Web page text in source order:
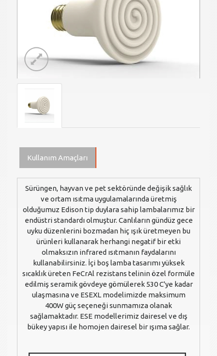
Kullanım Amaçları
Sürüngen, hayvan ve pet sektöründe değişik sağlık
ve ortam ısıtma uygulamalarında üretmiş
olduğumuz Edison tip duylara sahip lambalarımız bir
endüstri standardı olmuştur. Canlıların gündüz gece
uyku düzenlerini bozmadan hiç ışık üretmeyen bu
ürünleri kullanarak herhangi negatif bir etki
olmaksızın infrared ısıtmanın faydalarını
kullanabilirsiniz. İçi boş lamba tasarımı yüksek
sıcaklık üreten FeCrAl rezistans telinin özel formüle
edilmiş seramik gövdeye gömülerek 530 C'ye kadar
ulaşmasına ve ESEXL modelimizde maksimum
400W güç seçeneği sunmamıza olanak
sağlamaktadır. ESE modellerimiz dairesel ve dış
bükey yapısı ile homojen dairesel bir ışıma sağlar.